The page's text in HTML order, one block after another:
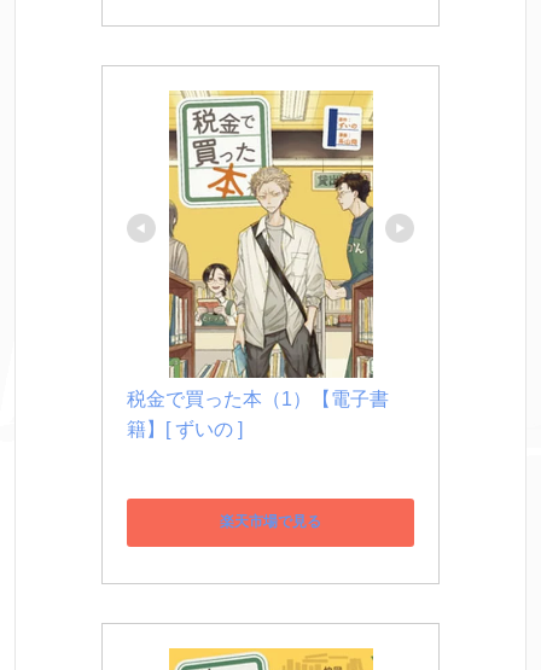
税金で買った本（1）【電子書
籍】[ ずいの ]
楽天市場で見る